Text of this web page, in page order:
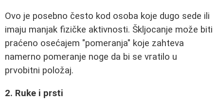
Ovo je posebno često kod osoba koje dugo sede ili
imaju manjak fizičke aktivnosti. Škljocanje može biti
praćeno osećajem "pomeranja" koje zahteva
namerno pomeranje noge da bi se vratilo u
prvobitni položaj.
2. Ruke i prsti